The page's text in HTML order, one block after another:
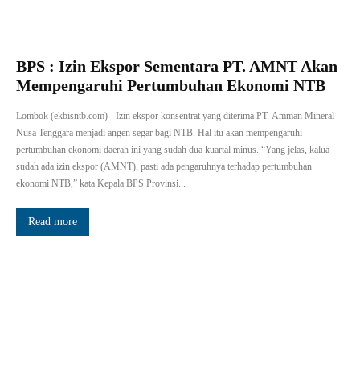
BPS : Izin Ekspor Sementara PT. AMNT Akan
Mempengaruhi Pertumbuhan Ekonomi NTB
Lombok (ekbisntb.com) - Izin ekspor konsentrat yang diterima PT. Amman Mineral
Nusa Tenggara menjadi angen segar bagi NTB. Hal itu akan mempengaruhi
pertumbuhan ekonomi daerah ini yang sudah dua kuartal minus. “Yang jelas, kalua
sudah ada izin ekspor (AMNT), pasti ada pengaruhnya terhadap pertumbuhan
ekonomi NTB,” kata Kepala BPS Provinsi...
Read more